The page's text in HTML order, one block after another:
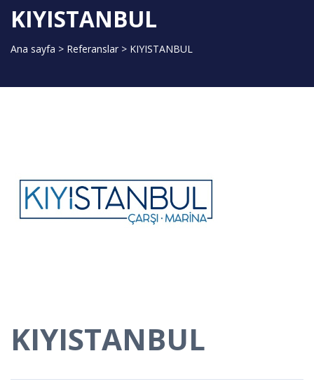
KIYISTANBUL
Ana sayfa > Referanslar > KIYISTANBUL
KIYISTANBUL